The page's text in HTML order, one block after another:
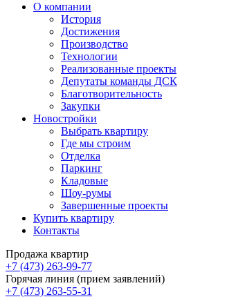
О компании
История
Достижения
Производство
Технологии
Реализованные проекты
Депутаты команды ДСК
Благотворительность
Закупки
Новостройки
Выбрать квартиру
Где мы строим
Отделка
Паркинг
Кладовые
Шоу-румы
Завершенные проекты
Купить квартиру
Контакты
Продажа квартир
+7 (473) 263-99-77
Горячая линия (прием заявлений)
+7 (473) 263-55-31